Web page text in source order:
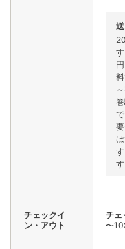
す
チェックイ
ン・アウト
チェ
〜